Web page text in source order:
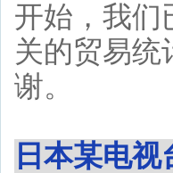
开始，我们
关的贸易统
谢。
日本某电视